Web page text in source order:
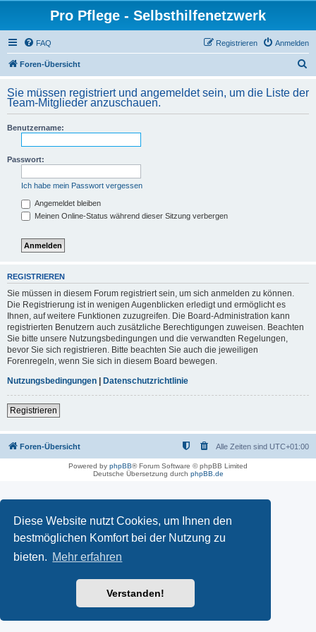
Diese Website nutzt Cookies, um Ihnen den
bestmöglichen Komfort bei der Nutzung zu
bieten. Mehr erfahren
Verstanden!
Pro Pflege - Selbsthilfenetzwerk
FAQ Anmelden
Registrieren
Foren-Übersicht
h
Sie müssen registriert und angemeldet sein, um die Liste der
Team-Mitglieder anzuschauen.
Benutzername:
Passwort:
Ich habe mein Passwort vergessen
Angemeldet bleiben
Meinen Online-Status während dieser Sitzung verbergen
REGISTRIEREN
Sie müssen in diesem Forum registriert sein, um sich anmelden zu können.
Die Registrierung ist in wenigen Augenblicken erledigt und ermöglicht es
Ihnen, auf weitere Funktionen zuzugreifen. Die Board-Administration kann
registrierten Benutzern auch zusätzliche Berechtigungen zuweisen. Beachten
Sie bitte unsere Nutzungsbedingungen und die verwandten Regelungen,
bevor Sie sich registrieren. Bitte beachten Sie auch die jeweiligen
Forenregeln, wenn Sie sich in diesem Board bewegen.
Nutzungsbedingungen | Datenschutzrichtlinie
Registrieren
Foren-Übersicht Alle Zeiten sind UTC+01:00
Powered by phpBB® Forum Software © phpBB Limited
Deutsche Übersetzung durch phpBB.de